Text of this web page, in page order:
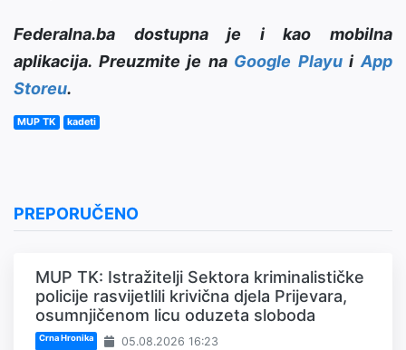
Federalna.ba dostupna je i kao mobilna
aplikacija. Preuzmite je na Google PlayuiApp
Storeu.
MUP TK kadeti
PREPORUČENO
MUP TK: Istražitelji Sektora kriminalističke
policije rasvijetlili krivična djela Prijevara,
osumnjičenom licu oduzeta sloboda
Crna Hronika 05.08.2026 16:23